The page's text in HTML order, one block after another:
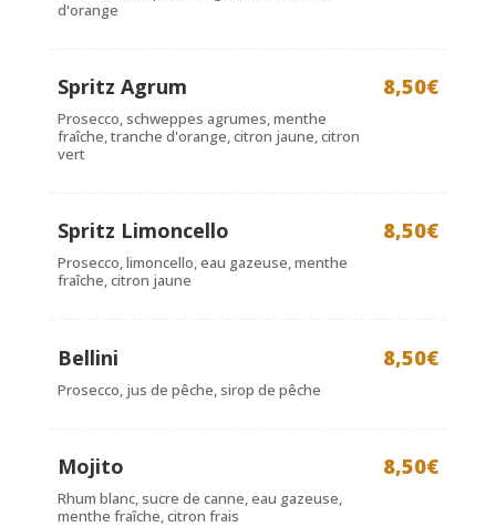
d'orange
Spritz Agrum 8,50€
Prosecco, schweppes agrumes, menthe
fraîche, tranche d'orange, citron jaune, citron
vert
Spritz Limoncello 8,50€
Prosecco, limoncello, eau gazeuse, menthe
fraîche, citron jaune
Bellini 8,50€
Prosecco, jus de pêche, sirop de pêche
Mojito 8,50€
Rhum blanc, sucre de canne, eau gazeuse,
menthe fraîche, citron frais